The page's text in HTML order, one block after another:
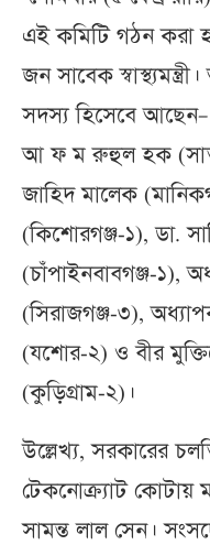
এই কমিটি গঠন করা
জন সাবেক
সদস্য হিসেবে আছেন–
আ ফ ম রুহুল হক
জাহিদ মালেক
(কিশোরগঞ্জ-১), ডা.
(চাঁপাইনবাবগঞ্জ-১),
(সিরাজগঞ্জ-৩),
(যশোর-২) ও বীর
(কুড়িগ্রাম-২)।
উল্লেখ্য, সরকারের চলতি
টেকনোক্র্যাট কোটায়
সামন্ত লাল সেন।